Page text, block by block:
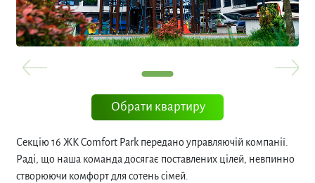
Обрати квартиру
Секцію 16 ЖК Comfort Park передано управляючій компанії.
Раді, що наша команда досягає поставлених цілей, невпинно
створюючи комфорт для сотень сімей.